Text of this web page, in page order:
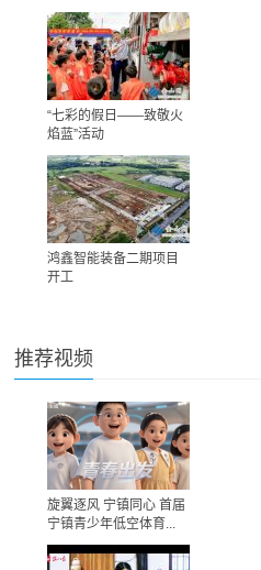
“七彩的假日——致敬火
焰蓝”活动
鸿鑫智能装备二期项目
开工
推荐视频
旋翼逐风 宁镇同心 首届
宁镇青少年低空体育...